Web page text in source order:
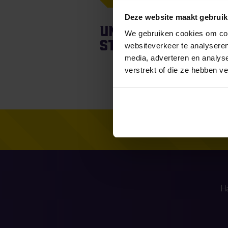
Deze website maakt
We gebruiken cookies om
websiteverkeer te
media, adverteren en
verstrekt of die ze hebben
Unfortunately,
stories found.